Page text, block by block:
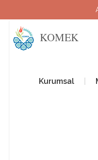
KOMEK
Kurumsal